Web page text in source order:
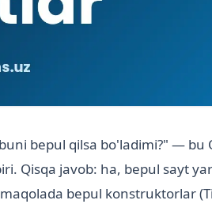
bepul qilsa bo'ladimi?" — bu
Qisqa javob: ha, bepul sayt
bepul konstruktorlar